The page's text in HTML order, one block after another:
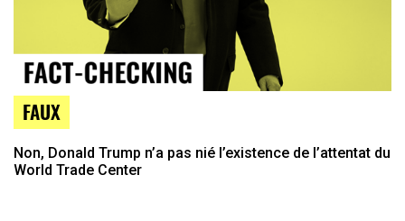
FAUX
Non, Donald Trump n’a pas nié l’existence de l’attentat du
World Trade Center